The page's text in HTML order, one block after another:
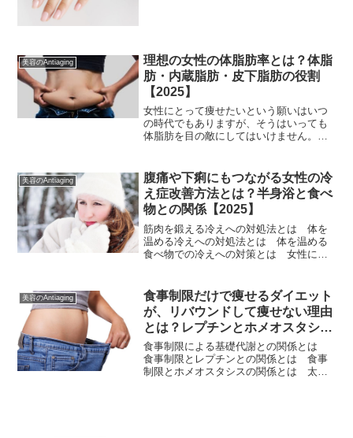
ニキビや吹き出物、肌のくすみやシ
美容のAntiaging
理想の女性の体脂肪率とは？体脂
肪・内蔵脂肪・皮下脂肪の役割
【2025】
女性にとって痩せたいという願いはいつ
の時代でもありますが、そうはいっても
体脂肪を目の敵にしてはいけません。体
脂肪には、蓄えられている場所や種類に
よってそれぞれ名前が違います。その種
類にはおおまかに、体脂肪、皮下脂肪、
内蔵脂肪があります。筋肉をつけて
美容のAntiaging
腹痛や下痢にもつながる女性の冷
え症改善方法とは？半身浴と食べ
物との関係【2025】
筋肉を鍛える冷えへの対処法とは 体を
温める冷えへの対処法とは 体を温める
食べ物での冷えへの対策とは 女性にと
く、基礎代謝が低下したり免疫力が低下
してしまったりと様々な悪影響をもたら
すのです。
美容のAntiaging
食事制限だけで痩せるダイエット
が、リバウンドして痩せない理由
とは？レプチンとホメオスタシス
【2025】
食事制限による基礎代謝との関係とは
食事制限とレプチンとの関係とは 食事
制限とホメオスタシスの関係とは 太ら